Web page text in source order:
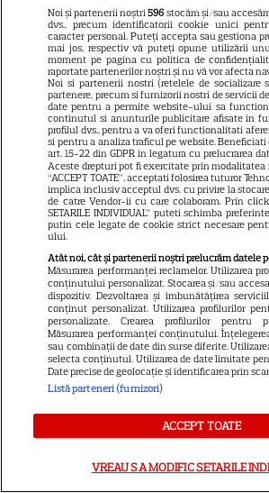
4
VEDETE ROMÂNEŞTI
Cezar Ouatu a
pentru prima
Ce nume
pentru fetița
VEDETE STRĂINE
Jennifer
prânz cu fiica
VEDETE STRĂINE
Prințul Mirko
căsătorește cu
Povestea de
într-un spital
Noi și partenerii noștri596 stocăm și/sau
dvs., precum identificatorii cookie unici
caracter personal. Puteți accepta sau gestiona
mai jos, respectiv vă puteți opune utilizării
moment pe pagina cu politica de
raportate partenerilor noștri și nu vă vor afecta
Noi si partenerii nostri (retelele de socializare
partenere, precum si furnizorii nostri de servicii
date pentru a permite website-ului sa
continutul si anunturile publicitare afisate in
profilul dvs., pentru a va oferi functionalitati
si pentru a analiza traficul pe website.
art. 15-22 din GDPR in legatura cu prelucrarea
Aceste drepturi pot fi exercitate prin
“ACCEPT TOATE”, acceptati folosirea tuturor
implica inclusiv acceptul dvs. cu privire la
de catre Vendor-ii cu care colaboram. Prin click
SETARILE INDIVIDUAL” puteti schimba
putin cele legate de cookie strict necesare
ului.
Atât noi, cât și partenerii noștri prelucrăm datele
Măsurarea performanței reclamelor. Utilizarea
conținutului personalizat. Stocarea și/sau
dispozitiv. Dezvoltarea și îmbunătățirea
conținut personalizat. Utilizarea profilurilor
personalizate. Crearea profilurilor pentru
Măsurarea performanței conținutului.
sau combinații de date din surse diferite.
selecta conținutul. Utilizarea de date limitate
Date precise de geolocație și identificarea prin
Listă parteneri (furnizori)
ACCEPT TOATE
VREAU SA MODIFIC SETARILE